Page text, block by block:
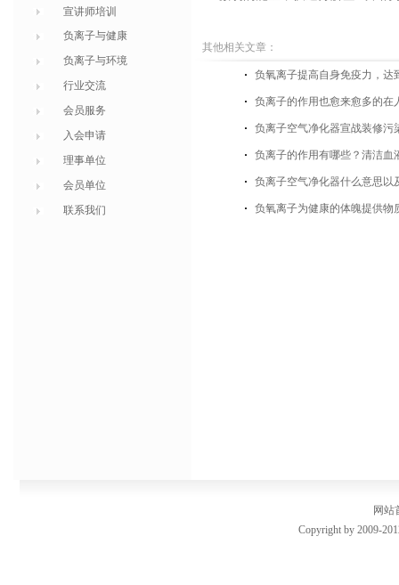
宣讲师培训
负离子与健康
负离子与环境
行业交流
会员服务
入会申请
理事单位
会员单位
联系我们
其他相关文章：
负氧离子提高自身免疫力，达
负离子的作用也愈来愈多的在
负离子空气净化器宣战装修污
负离子的作用有哪些？清洁血
负离子空气净化器什么意思以
负氧离子为健康的体魄提供物
网站
Copyright by 2009-